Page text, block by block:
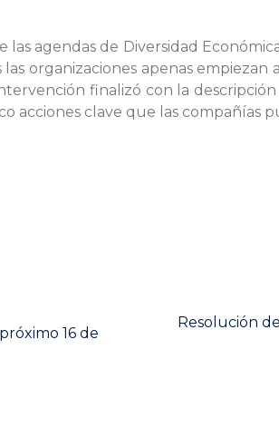
las agendas de Diversidad
organizaciones apenas
finalizó con la
acciones clave que las compañías
16 de
Next
Resolución